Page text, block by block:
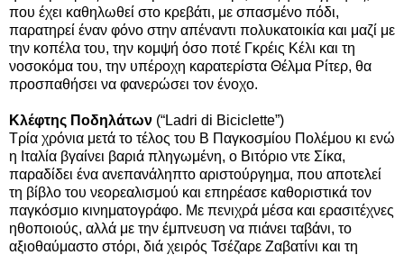
που έχει καθηλωθεί στο κρεβάτι, με σπασμένο πόδι,
παρατηρεί έναν φόνο στην απέναντι πολυκατοικία και μαζί με
την κοπέλα του, την κομψή όσο ποτέ Γκρέις Κέλι και τη
νοσοκόμα του, την υπέροχη καρατερίστα Θέλμα Ρίτερ, θα
προσπαθήσει να φανερώσει τον ένοχο.
Κλέφτης Ποδηλάτων (“Ladri di Biciclette”)
Τρία χρόνια μετά το τέλος του Β Παγκοσμίου Πολέμου κι ενώ
η Ιταλία βγαίνει βαριά πληγωμένη, ο Βιτόριο ντε Σίκα,
παραδίδει ένα ανεπανάληπτο αριστούργημα, που αποτελεί
τη βίβλο του νεορεαλισμού και επηρέασε καθοριστικά τον
παγκόσμιο κινηματογράφο. Με πενιχρά μέσα και ερασιτέχνες
ηθοποιούς, αλλά με την έμπνευση να πιάνει ταβάνι, το
αξιοθαύμαστο στόρι, διά χειρός Τσέζαρε Ζαβατίνι και τη